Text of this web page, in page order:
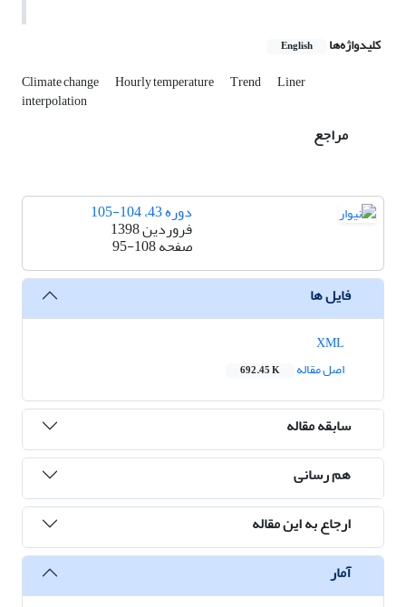
کلیدواژه‌ها English
Climate change Hourly temperature Trend Liner
interpolation
مراجع
دوره 43، 104-105
فروردین 1398
صفحه95-108
فایل ها
اصل مقاله
692.45 K
سابقه مقاله
هم رسانی
ارجاع به این مقاله
آمار